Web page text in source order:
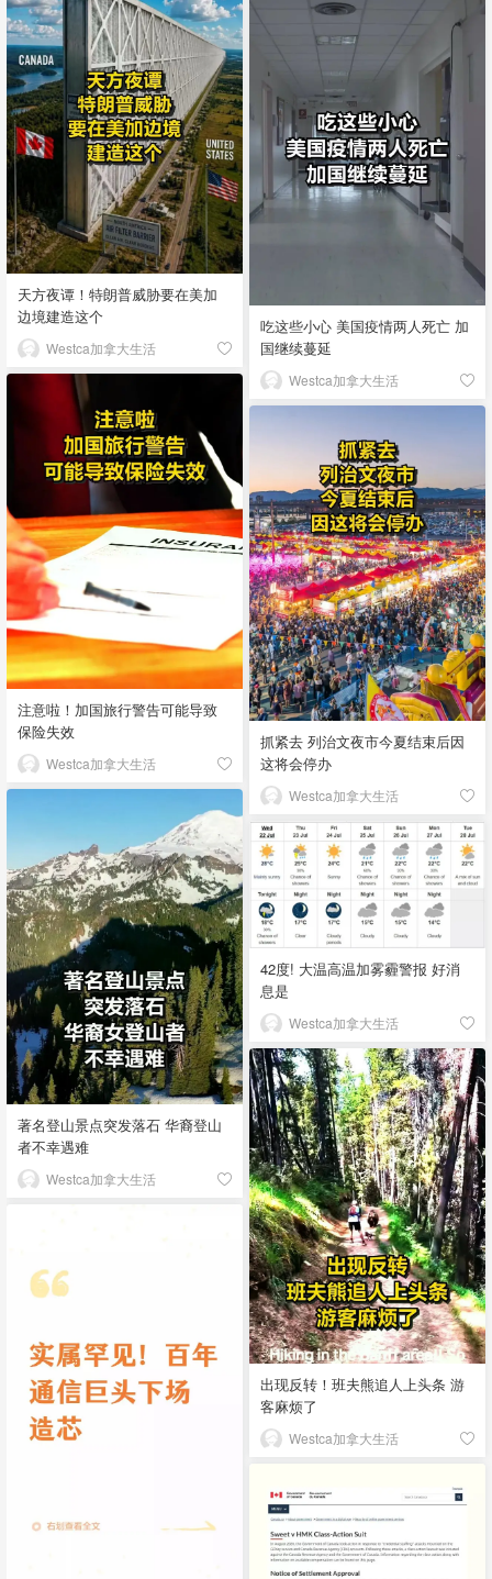
天方夜谭！特朗普威胁要在美加
边境建造这个
Westca加拿大生活
吃这些小心 美国疫情两人死亡 加
国继续蔓延
Westca加拿大生活
注意啦！加国旅行警告可能导致
保险失效
Westca加拿大生活
抓紧去 列治文夜市今夏结束后因
这将会停办
Westca加拿大生活
著名登山景点突发落石 华裔登山
者不幸遇难
Westca加拿大生活
42度! 大温高温加雾霾警报 好消
息是
Westca加拿大生活
出现反转！班夫熊追人上头条 游
客麻烦了
Westca加拿大生活